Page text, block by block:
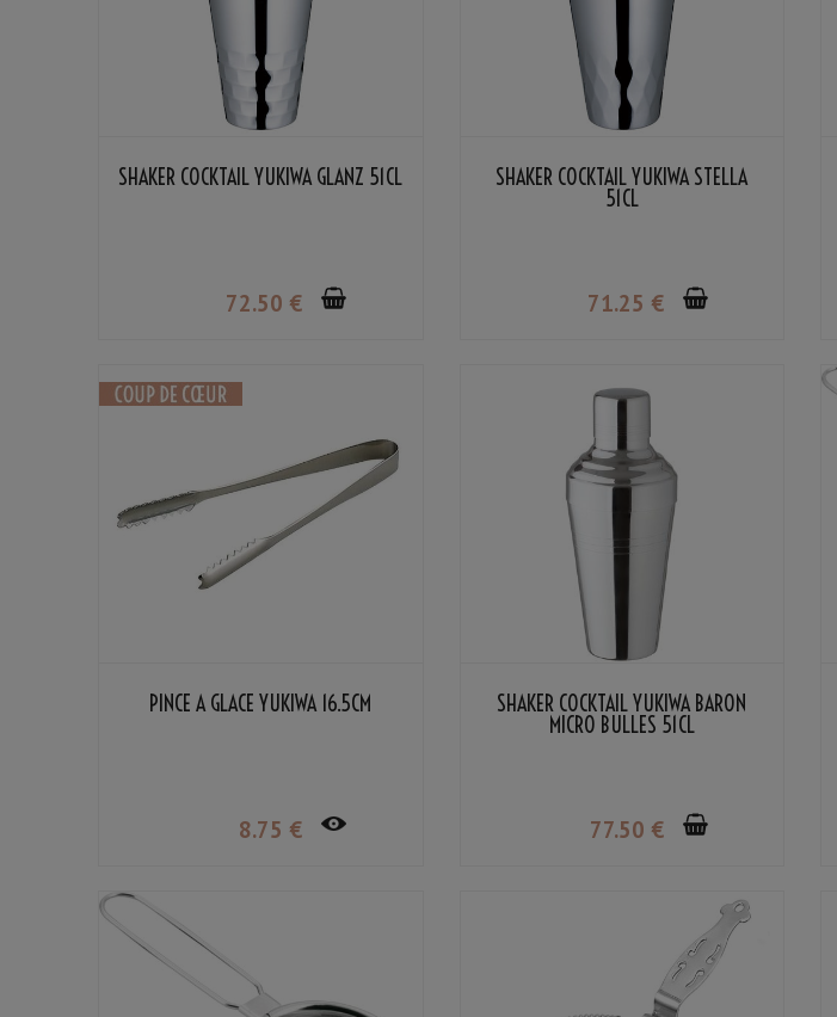
SHAKER COCKTAIL YUKIWA GLANZ 51CL
72.50 €
SHAKER COCKTAIL YUKIWA STELLA
51CL
71.25 €
PINCE À GLACE YUKIWA 16.5CM
8.75 €
SHAKER COCKTAIL YUKIWA BARON
MICRO BULLES 51CL
77.50 €